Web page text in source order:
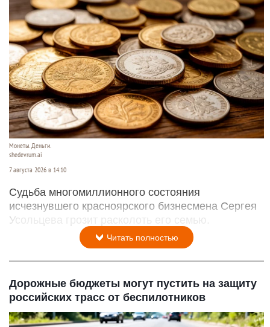
Монеты. Деньги.
shedevrum.ai
7 августа 2026 в 14:10
Судьба многомиллионного состояния
исчезнувшего красноярского бизнесмена Сергея
Усольцева грозит расколоть его семью.
Читать полностью
Дорожные бюджеты могут пустить на защиту
российских трасс от беспилотников